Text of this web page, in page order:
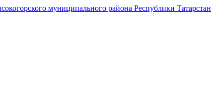
муниципального района Республики Татарстан